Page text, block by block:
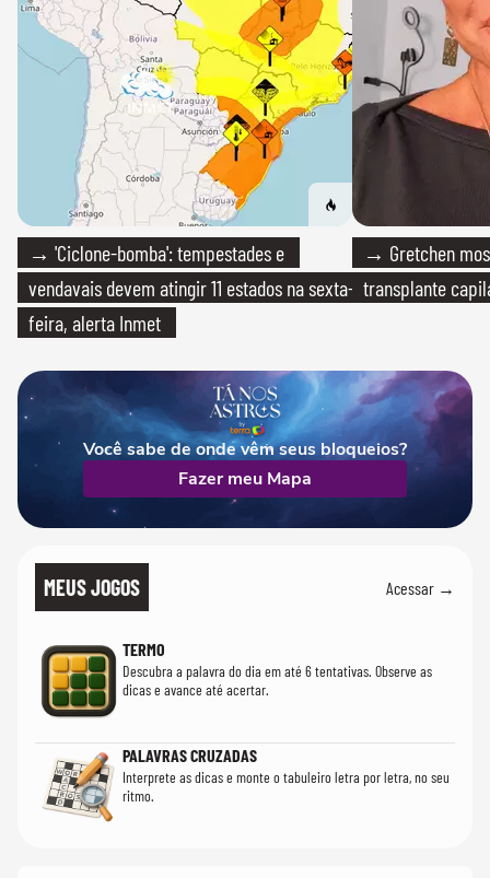
→ 'Ciclone-bomba': tempestades e
vendavais devem atingir 11 estados na sexta-
feira, alerta Inmet
→ Gretchen
transplante
Você sabe de onde vêm seus bloqueios?
Fazer meu Mapa
MEUS JOGOS Acessar →
TERMO
Descubra a palavra do dia em até 6 tentativas. Observe as
dicas e avance até acertar.
PALAVRAS CRUZADAS
Interprete as dicas e monte o tabuleiro letra por letra, no seu
ritmo.